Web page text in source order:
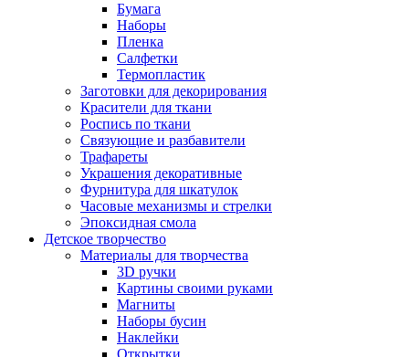
Бумага
Наборы
Пленка
Салфетки
Термопластик
Заготовки для декорирования
Красители для ткани
Роспись по ткани
Связующие и разбавители
Трафареты
Украшения декоративные
Фурнитура для шкатулок
Часовые механизмы и стрелки
Эпоксидная смола
Детское творчество
Материалы для творчества
3D ручки
Картины своими руками
Магниты
Наборы бусин
Наклейки
Открытки